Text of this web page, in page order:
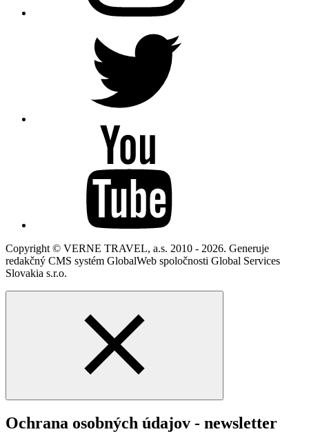
Copyright © VERNE TRAVEL, a.s. 2010 - 2026. Generuje
redakčný CMS systém GlobalWeb spoločnosti Global Services
Slovakia s.r.o.
Ochrana osobných údajov - newsletter